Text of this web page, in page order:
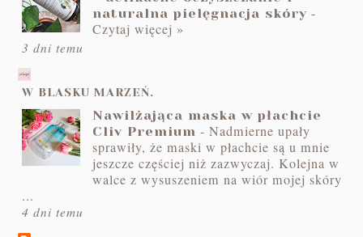
naturalna pielęgnacja skóry -
Czytaj więcej »
3 dni temu
W BLASKU MARZEŃ.
Nawilżająca maska w płachcie
Cliv Premium -Nadmierne upały
sprawiły, że maski w płachcie są u mnie
jeszcze częściej niż zazwyczaj. Kolejna w
walce z wysuszeniem na wiór mojej skóry
...
4 dni temu